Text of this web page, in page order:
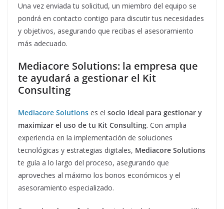
Una vez enviada tu solicitud, un miembro del equipo se
pondrá en contacto contigo para discutir tus necesidades
y objetivos, asegurando que recibas el asesoramiento
más adecuado.
Mediacore Solutions: la empresa que
te ayudará a gestionar el Kit
Consulting
Mediacore Solutions es el socio ideal para gestionar y
maximizar el uso de tu Kit Consulting. Con amplia
experiencia en la implementación de soluciones
tecnológicas y estrategias digitales, Mediacore Solutions
te guía a lo largo del proceso, asegurando que
aproveches al máximo los bonos económicos y el
asesoramiento especializado.